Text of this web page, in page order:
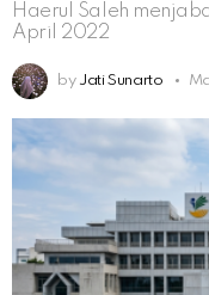
Haerul Saleh
April 2022
by Jati Sunarto